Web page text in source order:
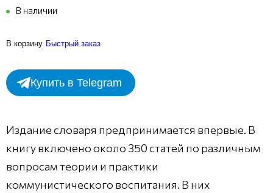
В наличии
В корзину Быстрый заказ
Купить в Telegram
Издание словаря предпринимается впервые. В
книгу включено около 350 статей по различным
вопросам теории и практики
коммунистического воспитания. В них